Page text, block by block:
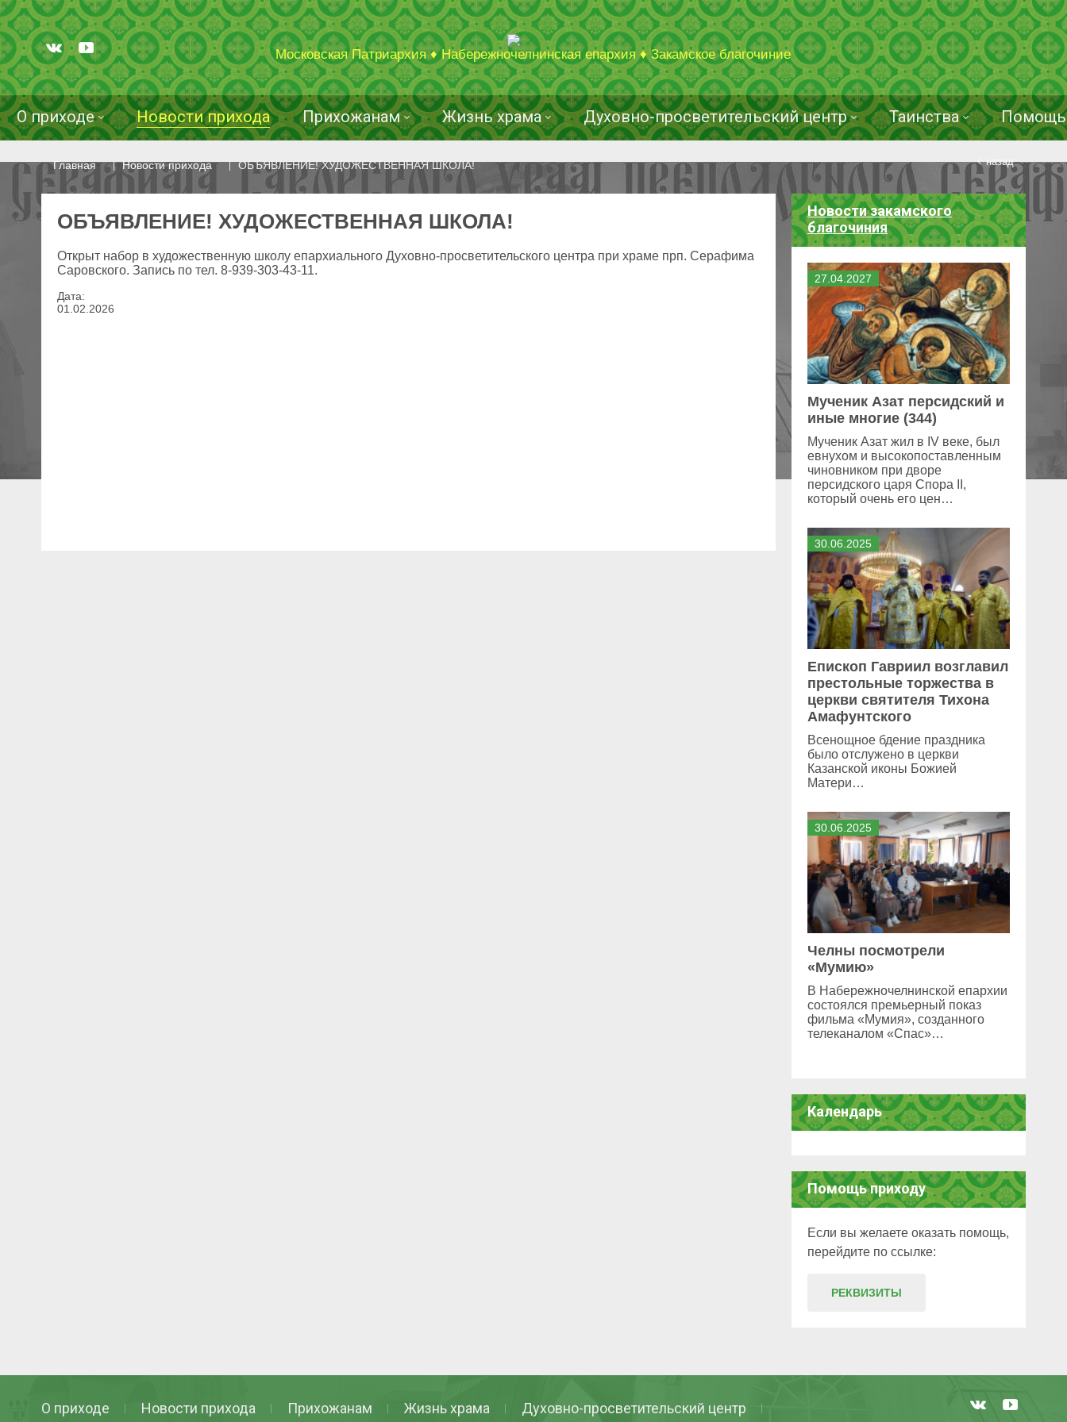
Московская Патриархия ♦ Набережночелнинская епархия ♦ Закамское благочиние
О приходе Новости прихода Прихожанам Жизнь храма Духовно-просветительский центр Таинства Помощь
Главная Новости прихода ОБЪЯВЛЕНИЕ! ХУДОЖЕСТВЕННАЯ ШКОЛА! назад
Новости закамского
благочиния
27 04 2027
Мученик Азат персидский и
иные многие (344)
Мученик Азат жил в IV веке, был
евнухом и высокопоставленным
чиновником при дворе
персидского царя Спора II,
который очень его цен…
30 06 2025
Епископ Гавриил возглавил
престольные торжества в
церкви святителя Тихона
Амафунтского
Всенощное бдение праздника
было отслужено в церкви
Казанской иконы Божией
Матери…
30 06 2025
Челны посмотрели
«Мумию»
В Набережночелнинской епархии
состоялся премьерный показ
фильма «Мумия», созданного
телеканалом «Спас»…
Календарь
Помощь приходу
Если вы желаете оказать помощь,
перейдите по ссылке:
РЕКВИЗИТЫ
ОБЪЯВЛЕНИЕ! ХУДОЖЕСТВЕННАЯ ШКОЛА!
Открыт набор в художественную школу епархиального Духовно-просветительского центра при храме прп. Серафима
Саровского. Запись по тел. 8-939-303-43-11.
Дата:
01 02 2026
О приходе Новости прихода Прихожанам Жизнь храма Духовно-просветительский центр